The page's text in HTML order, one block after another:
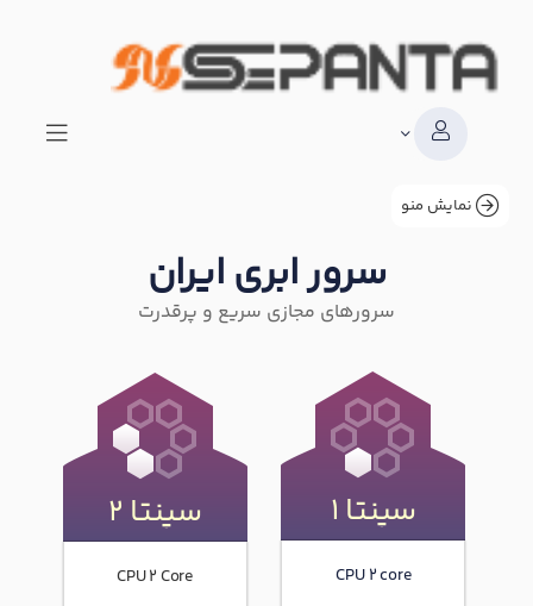
سرور ابری ایران
سرورهای مجازی سریع و پرقدرت
سپنتا 1
CPU 2 core
سپنتا 2
CPU 2 Core